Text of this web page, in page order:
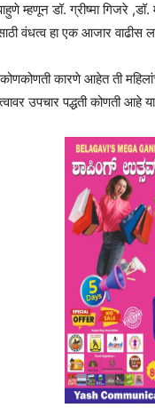
म्हणून डॉ. ग्रीष्मा गिजरे
वंधत्व हा एक आजार वाढीस
कारणे आहेत ती
उपचार पद्धती कोणती आहे